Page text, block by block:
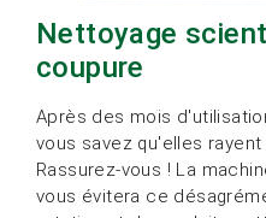
Nettoyage
coupure
Après des mois
vous savez qu'elles
Rassurez-vous ! La
vous évitera ce